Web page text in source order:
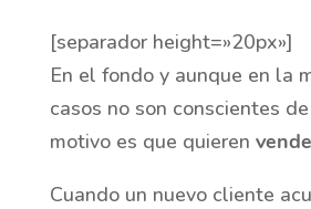
[separador height=»20px»]
En el fondo y aunque en la
casos no son conscientes
motivo es que quieren
Cuando un nuevo cliente